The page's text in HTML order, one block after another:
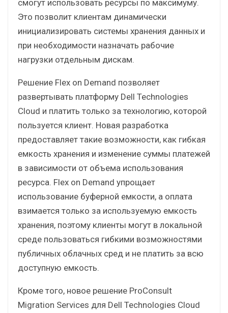
смогут использовать ресурсы по максимуму.
Это позволит клиентам динамически
инициализировать системы хранения данных и
при необходимости назначать рабочие
нагрузки отдельным дискам.
Решение Flex on Demand позволяет
развертывать платформу Dell Technologies
Cloud и платить только за технологию, которой
пользуется клиент. Новая разработка
предоставляет такие возможности, как гибкая
емкость хранения и изменение суммы платежей
в зависимости от объема использования
ресурса. Flex on Demand упрощает
использование буферной емкости, а оплата
взимается только за используемую емкость
хранения, поэтому клиенты могут в локальной
среде пользоваться гибкими возможностями
публичных облачных сред и не платить за всю
доступную емкость.
Кроме того, новое решение ProConsult
Migration Services для Dell Technologies Cloud